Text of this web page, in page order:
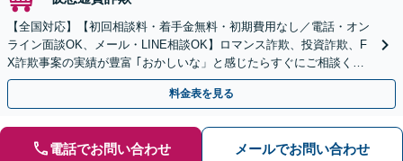
【全国対応】【初回相談料・着手金無料・初期費用なし／電話・オン
ライン面談OK、メール・LINE相談OK】ロマンス詐欺、投資詐欺、F
X詐欺事案の実績が豊富 ｢おかしいな」と感じたらすぐにご相談くだ
さい。
料金表を見る
電話でお問い合わせ メールでお問い合わせ